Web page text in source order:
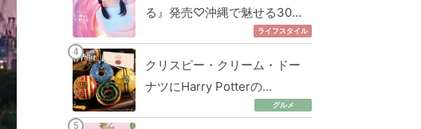
る』発売♡沖縄で魅せる30…
ライフスタイル
クリスピー・クリーム・ドー
ナツにHarry Potterの…
グルメ